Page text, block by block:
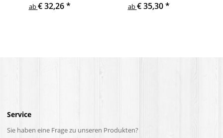
und Enden
ab€ 32,26*
Edelstahlhalter und
ab€ 35,30*
Service
Sie haben eine Frage zu unseren Produkten?